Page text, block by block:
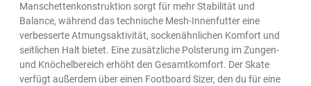
Manschettenkonstruktion sorgt für mehr Stabilität und
Balance, während das technische Mesh-Innenfutter eine
verbesserte Atmungsaktivität, sockenähnlichen Komfort und
seitlichen Halt bietet. Eine zusätzliche Polsterung im Zungen-
und Knöchelbereich erhöht den Gesamtkomfort. Der Skate
verfügt außerdem über einen Footboard Sizer, den du für eine